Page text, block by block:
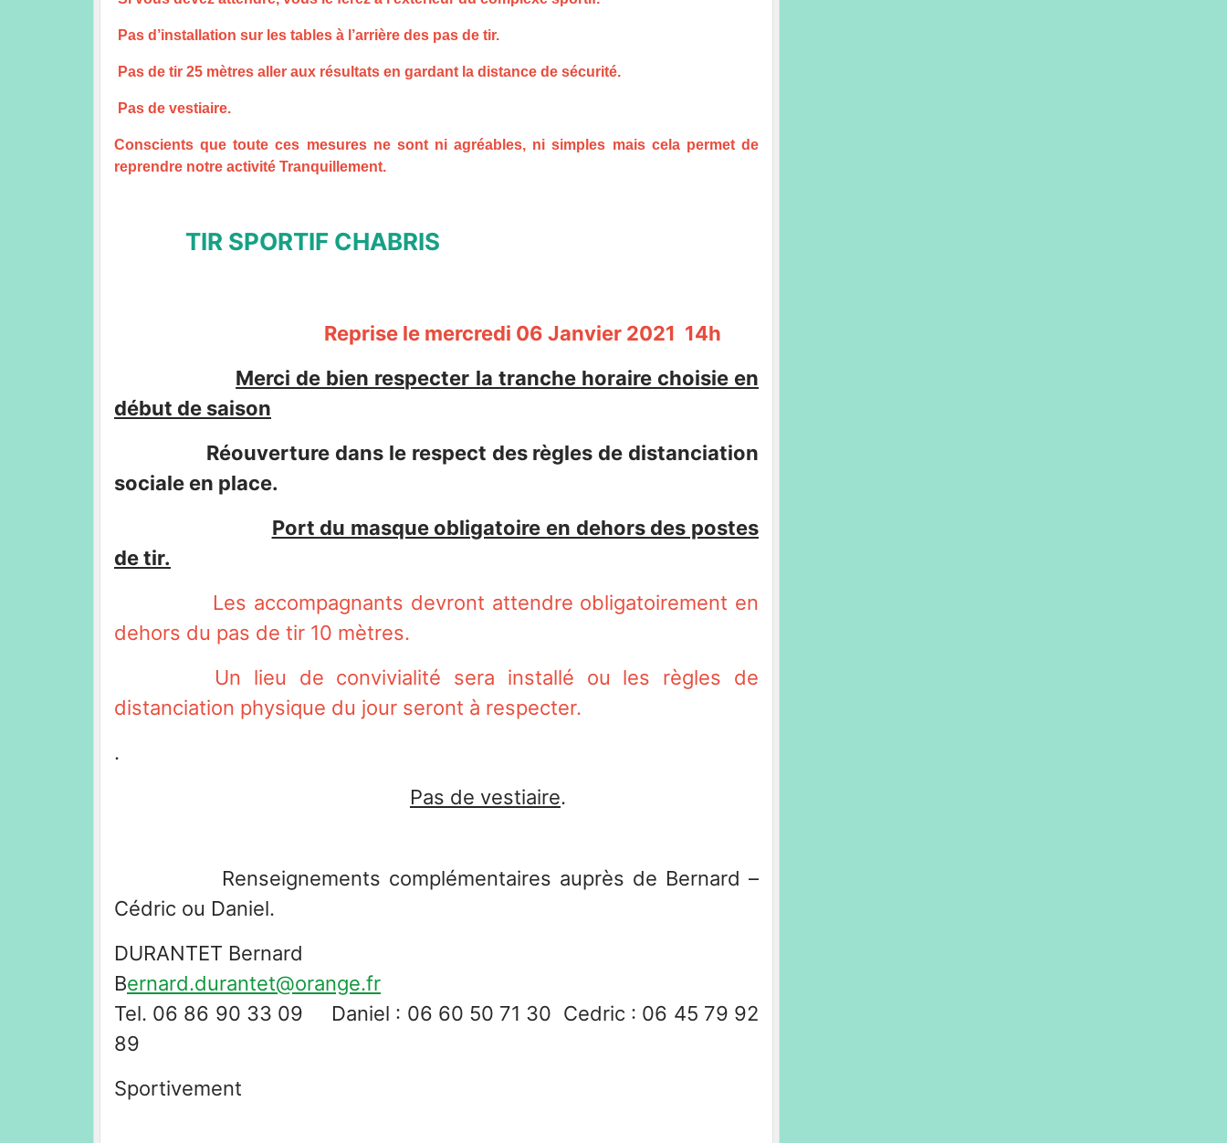
Pas d’installation sur les tables à l’arrière des pas de tir.
Pas de tir 25 mètres aller aux résultats en gardant la distance de sécurité.
Pas de vestiaire.
Conscients que toute ces mesures ne sont ni agréables, ni simples mais cela permet de
reprendre notre activité Tranquillement.
TIR SPORTIF CHABRIS
Reprise le mercredi 06 Janvier 2021 14h
Merci de bien respecter la tranche horaire choisie en
début de saison
Réouverture dans le respect des règles de distanciation
sociale en place.
Port du masque obligatoire en dehors des postes
de tir.
Les accompagnants devront attendre obligatoirement en
dehors du pas de tir 10 mètres.
Un lieu de convivialité sera installé ou les règles de
distanciation physique du jour seront à respecter.
.
Pas de vestiaire.
Renseignements complémentaires auprès de Bernard –
Cédric ou Daniel.
DURANTET Bernard
Bernard.durantet@orange.fr
Tel. 06 86 90 33 09 Daniel : 06 60 50 71 30 Cedric : 06 45 79 92
89
Sportivement